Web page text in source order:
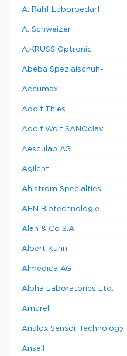
A. Rahf Laborbedarf
A. Schweizer
A.KRÜSS Optronic
Abeba Spezialschuh-
Accumax
Adolf Thies
Adolf Wolf SANOclav
Aesculap AG
Agilent
Ahlstrom Specialties
AHN Biotechnologie
Alan & Co S.A.
Albert Kuhn
Almedica AG
Alpha Laboratories Ltd.
Amarell
Analox Sensor Technology
Ansell